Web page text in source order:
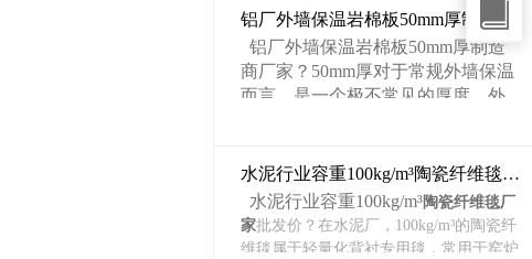
纤维毯凭借其出色的耐高温、抗热震、抗
风蚀及轻质节能等综合优势，是铝厂工业
窑炉、高温管道及加热设备理想的保温防
护材料。
与主流的128kg/m³相比，100kg/m³密度
示，96kg/m³和128kg/m³是常见密度选
项，100kg/m³属于轻量化定制规格。在同
材质等级下，导热系数会略高于128kg/m
³，但差距不大，对于背衬层来说“够用”。
铝厂外墙保温岩棉板50mm厚制造商厂家
铝厂外墙保温岩棉板50mm厚制造
商厂家？50mm厚对于常规外墙保温
而言，是一个极不常见的厚度。外
殊工业设施（如低温冷库、特殊工
艺车间），才可能使用远超常规的
厚度。
50mm厚的岩棉板用在铝厂外墙保温
水泥行业容重100kg/m³陶瓷纤维毯厂家批发价
水泥行业容重100kg/m³陶瓷纤维毯厂
家批发价？在水泥厂，100kg/m³的陶瓷纤
维毯属于轻量化背衬专用毯，常用于窑炉